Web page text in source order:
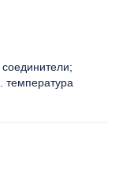
соединители
температура